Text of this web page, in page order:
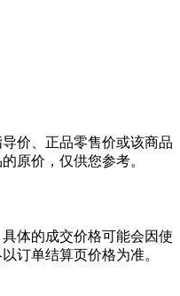
价、正品零售价或该商品
原价，仅供您参考。
体的成交价格可能会因使
订单结算页价格为准。